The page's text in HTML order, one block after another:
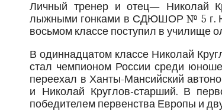
Личный тренер и отец— Николай
лыжными гонками в СДЮШОР № 5 г.
восьмом классе поступил в училище
В одиннадцатом классе Николай
стал чемпионом России среди
переехал в Ханты-Мансийский
и Николай Круглов-старший. В
победителем первенства Европы и